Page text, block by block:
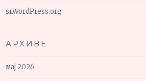
sr.WordPress.org
АРХИВЕ
мај 2026